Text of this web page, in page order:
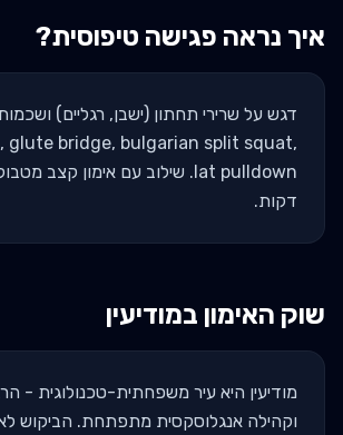
איך נראה פגישה טיפוסית?
glute bridge, bulgarian split squat,
דקות.
שוק האימון במודיעין
מודיעין היא עיר משפחתית-טכנולוגית -
וקהילה אנגלוסקסית מתפתחת. הביקוש